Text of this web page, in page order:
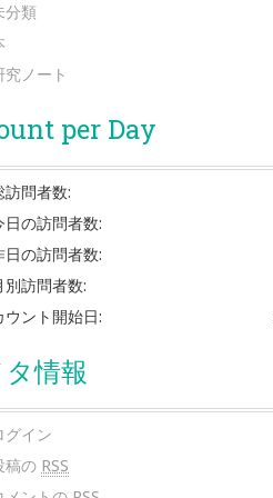
分類
究ノート
per Day
訪問者数:
日の訪問者数:
日の訪問者数:
別訪問者数:
ウント開始日:
情報
グイン
稿の RSS